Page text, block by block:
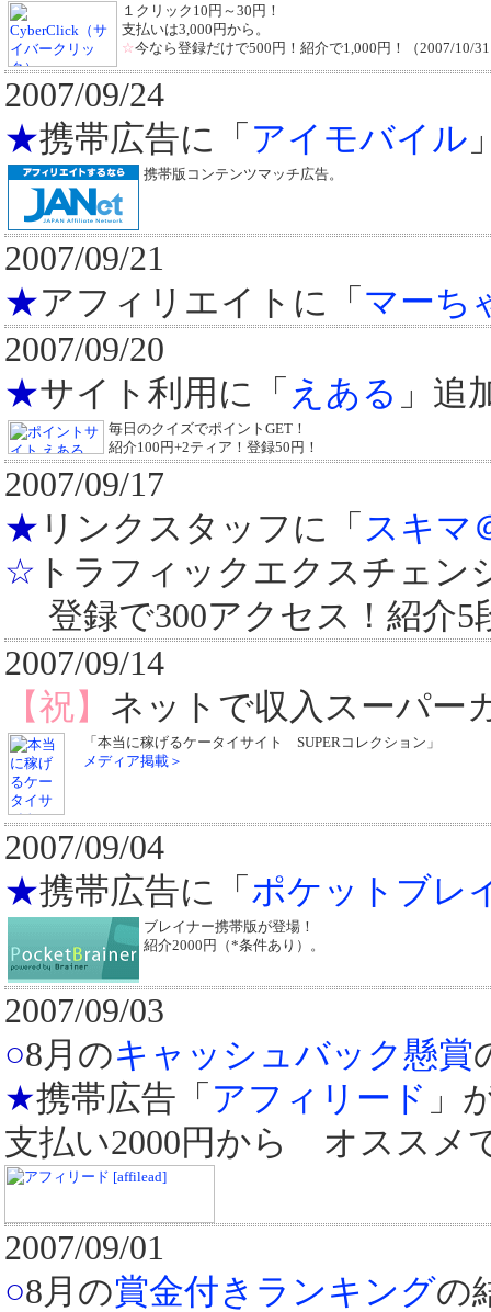
１クリック10円～30円！
支払いは3,000円から。
☆今なら登録だけで500円！紹介で1,000円！（2007/10/
2007/09/24
★携帯広告に「 アイモバイル
携帯版コンテンツマッチ広告。
2007/09/21
★アフィリエイトに「 マーち
2007/09/20
★サイト利用に「 えある 」追
毎日のクイズでポイントGET！
紹介100円+2ティア！登録50円！
2007/09/17
★ リンクスタッフに「 スキマ
☆ トラフィックエクスチェン
登録で300アクセス！紹介5
2007/09/14
【祝】 ネットで収入スーパー
「本当に稼げるケータイサイト SUPERコレクション」
メディア掲載＞
2007/09/04
★携帯広告に「 ポケットブレ
ブレイナー携帯版が登場！
紹介2000円（*条件あり）。
2007/09/03
○8月のキャッシュバック懸賞
★携帯広告「 アフィリード 」
支払い2000円から オススメ
2007/09/01
○8月の賞金付きランキングの